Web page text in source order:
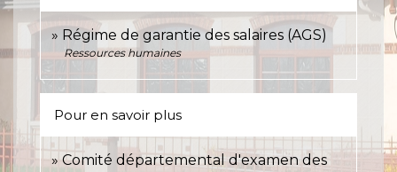
Régime de garantie des salaires (AGS)
Ressources humaines
Pour en savoir plus
Comité départemental d'examen des